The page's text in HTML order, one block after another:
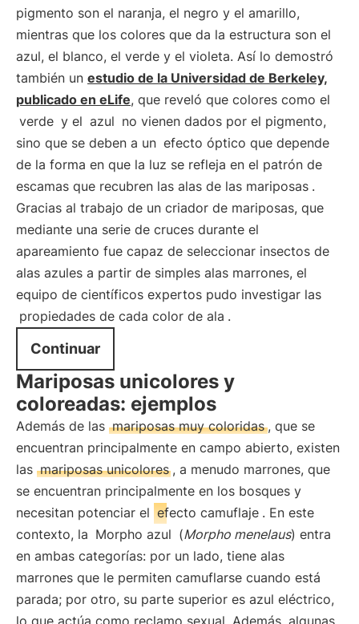
pigmento son el naranja, el negro y el amarillo,
mientras que los colores que da la estructura son el
azul, el blanco, el verde y el violeta. Así lo demostró
también un estudio de la Universidad de Berkeley,
publicado en eLife, que reveló que colores como el
verde y el azul no vienen dados por el pigmento,
sino que se deben a un efecto óptico que depende
de la forma en que la luz se refleja en el patrón de
escamas que recubren las alas de las mariposas .
Gracias al trabajo de un criador de mariposas, que
mediante una serie de cruces durante el
apareamiento fue capaz de seleccionar insectos de
alas azules a partir de simples alas marrones, el
equipo de científicos expertos pudo investigar las
propiedades de cada color de ala .
Continuar
Mariposas unicolores y
coloreadas: ejemplos
Además de las mariposas muy coloridas , que se
encuentran principalmente en campo abierto, existen
las mariposas unicolores , a menudo marrones, que
se encuentran principalmente en los bosques y
necesitan potenciar el efecto camuflaje . En este
contexto, la Morpho azul (Morpho menelaus) entra
en ambas categorías: por un lado, tiene alas
marrones que le permiten camuflarse cuando está
parada; por otro, su parte superior es azul eléctrico,
lo que actúa como reclamo sexual. Además, algunas